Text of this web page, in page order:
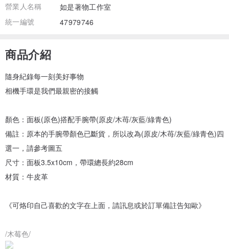
營業人名稱
如是著物工作室
統一編號
47979746
商品介紹
隨身紀錄每一刻美好事物
相機手環是我們最親密的接觸
顏色：面板(原色)搭配手腕帶(原皮/木苺/灰藍/綠青色)
備註：原本的手腕帶顏色已斷貨，所以改為(原皮/木苺/灰藍/綠青色)四
選一，請參考圖五
尺寸：面板3.5x10cm，帶環總長約28cm
材質：牛皮革
《可烙印自己喜歡的文字在上面，請訊息或於訂單備註告知歐》
/木莓色/